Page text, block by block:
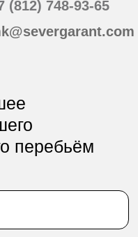
д.
А-1,
д.
А-1,